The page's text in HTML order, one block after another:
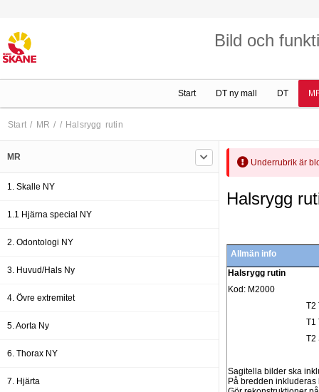
Bild och
Start DT ny mall DT
Start / MR / / Halsrygg rutin
MR
1. Skalle NY
1.1 Hjärna special NY
2. Odontologi NY
3. Huvud/Hals Ny
4. Övre extremitet
5. Aorta Ny
6. Thorax NY
7. Hjärta
Underrubrik är
Halsrygg
Allmän info
Halsrygg rutin
Kod: M2000
T2
T1
T2
Sagitella bilder ska
På bredden